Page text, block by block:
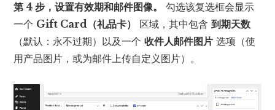
第 4 步，设置有效期和邮件图像。
勾选该复选框会显示
一个 Gift Card（礼品卡） 区域，其中包含到期天数
（默认：永不过期）以及一个收件人邮件图片 选项（使
用产品图片，或为邮件上传自定义图片）。